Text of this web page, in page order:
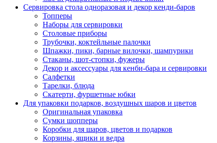
Сервировка стола одноразовая и декор кенди-баров
Топперы
Наборы для сервировки
Столовые приборы
Трубочки, коктейльные палочки
Шпажки, пики, барные вилочки, шампурики
Стаканы, шот-стопки, фужеры
Декор и аксессуары для кенби-бара и сервировки
Салфетки
Тарелки, блюда
Скатерти, фуршетные юбки
Для упаковки подарков, воздушных шаров и цветов
Оригинальная упаковка
Сумки шопперы
Коробки для шаров, цветов и подарков
Корзины, ящики и ведра